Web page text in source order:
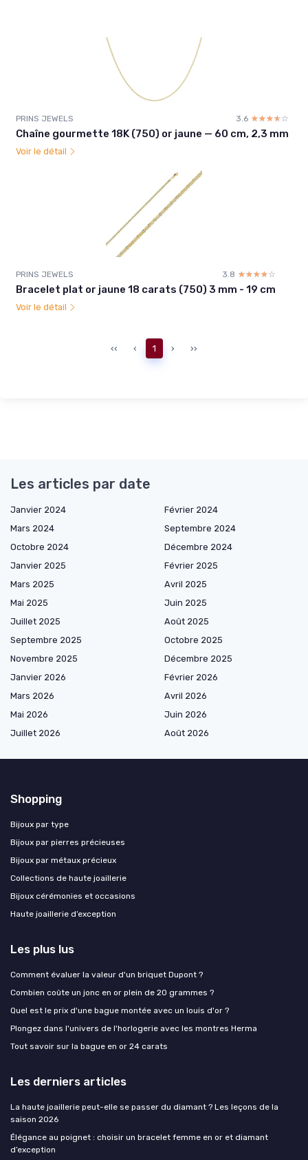
PRINS JEWELS 3.6 ☆☆☆☆☆
★★★★★
Chaîne gourmette 18K (750) or jaune — 60 cm, 2,3 mm
Voir le détail
PRINS JEWELS 3.8 ☆☆☆☆☆
★★★★★
Bracelet plat or jaune 18 carats (750) 3 mm - 19 cm
Voir le détail
‹‹ ‹ 1 › ››
Les articles par date
Janvier 2024
Février 2024
Mars 2024
Septembre 2024
Octobre 2024
Décembre 2024
Janvier 2025
Février 2025
Mars 2025
Avril 2025
Mai 2025
Juin 2025
Juillet 2025
Août 2025
Septembre 2025
Octobre 2025
Novembre 2025
Décembre 2025
Janvier 2026
Février 2026
Mars 2026
Avril 2026
Mai 2026
Juin 2026
Juillet 2026
Août 2026
Shopping
Bijoux par type
Bijoux par pierres précieuses
Bijoux par métaux précieux
Collections de haute joaillerie
Bijoux cérémonies et occasions
Haute joaillerie d’exception
Les plus lus
Comment évaluer la valeur d'un briquet Dupont ?
Combien coûte un jonc en or plein de 20 grammes ?
Quel est le prix d'une bague montée avec un louis d'or ?
Plongez dans l'univers de l'horlogerie avec les montres Herma
Tout savoir sur la bague en or 24 carats
Les derniers articles
La haute joaillerie peut-elle se passer du diamant ? Les leçons de la
saison 2026
Élégance au poignet : choisir un bracelet femme en or et diamant
d’exception